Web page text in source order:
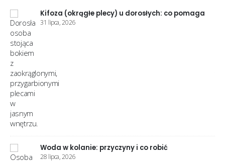
Kifoza (okrągłe plecy) u dorosłych: co pomaga
31 lipca, 2026
Woda w kolanie: przyczyny i co robić
28 lipca, 2026